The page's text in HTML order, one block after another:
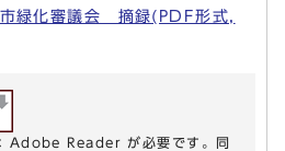
緑化審議会 摘録(PDF形式,
Adobe Reader が必要です。同